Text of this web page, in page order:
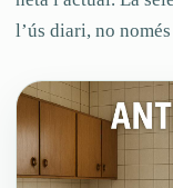
l’ús diari, no